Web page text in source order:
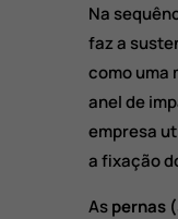
Na
faz a
como uma
anel de
empresa
a fixação
Aspernas